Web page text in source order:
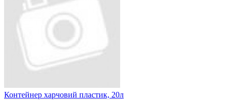
Контейнер харчовий пластик, 20л